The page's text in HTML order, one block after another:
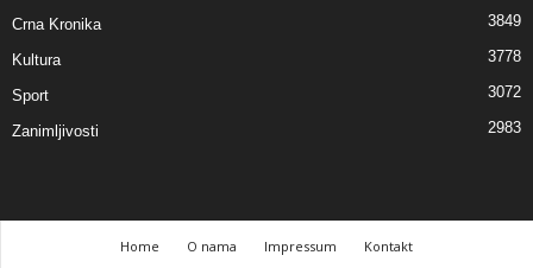
Crna Kronika 3849
Kultura 3778
Sport 3072
Zanimljivosti 2983
Home O nama Impressum Kontakt